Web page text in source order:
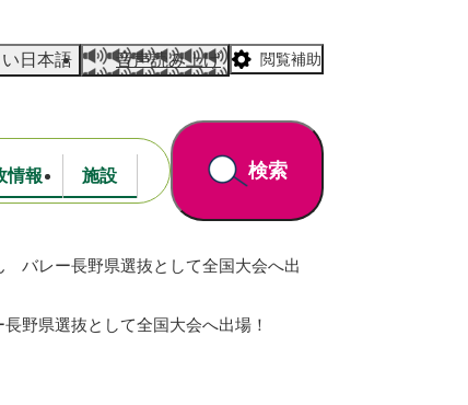
日本語 音声読み上げ 閲覧補助
道路・公園
情報
財政
施設 検索
バレー長野県選抜として全国大会へ出
野県選抜として全国大会へ出場！